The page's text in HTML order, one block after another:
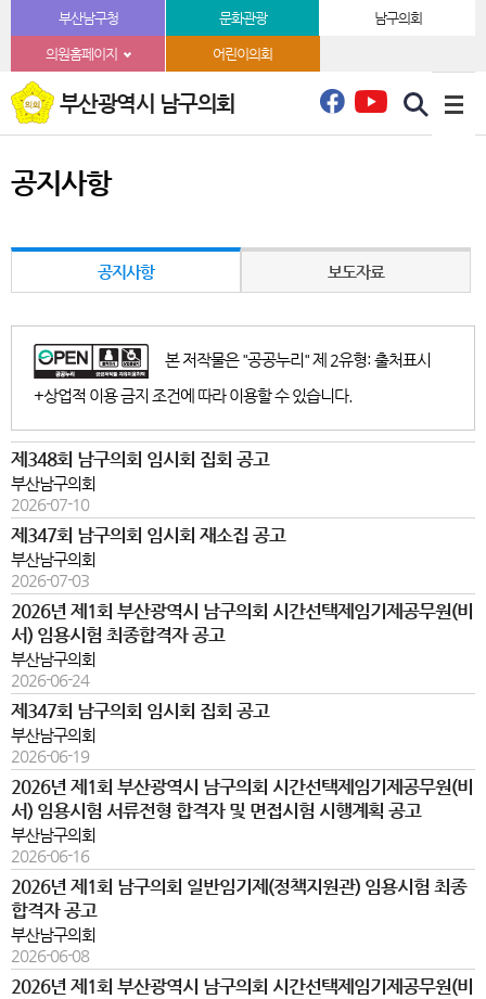
본문바로가기부산남구청 문화관광 남구의회
의원홈페이지 어린이의회
부산광역시 남구의회
공지사항
공지사항 보도자료
본 저작물은 "공공누리" 제 2유형: 출처표시
+상업적 이용 금지 조건에 따라 이용할 수 있습니다.
제348회 남구의회 임시회 집회 공고
부산남구의회
2026-07-10
제347회 남구의회 임시회 재소집 공고
부산남구의회
2026-07-03
2026년 제1회 부산광역시 남구의회 시간선택제임기제공무원(비
서) 임용시험 최종합격자 공고
부산남구의회
2026-06-24
제347회 남구의회 임시회 집회 공고
부산남구의회
2026-06-19
2026년 제1회 부산광역시 남구의회 시간선택제임기제공무원(비
서) 임용시험 서류전형 합격자 및 면접시험 시행계획 공고
부산남구의회
2026-06-16
2026년 제1회 남구의회 일반임기제(정책지원관) 임용시험 최종
합격자 공고
부산남구의회
2026-06-08
2026년 제1회 부산광역시 남구의회 시간선택제임기제공무원(비